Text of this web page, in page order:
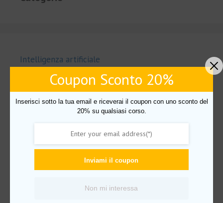
Intelligenza artificiale
Uncategorized
Amazon FBA
Crescita personale
Coupon Sconto 20%
Inserisci sotto la tua email e riceverai il coupon con uno sconto del
20% su qualsiasi corso.
Inviami il coupon
Non mi interessa